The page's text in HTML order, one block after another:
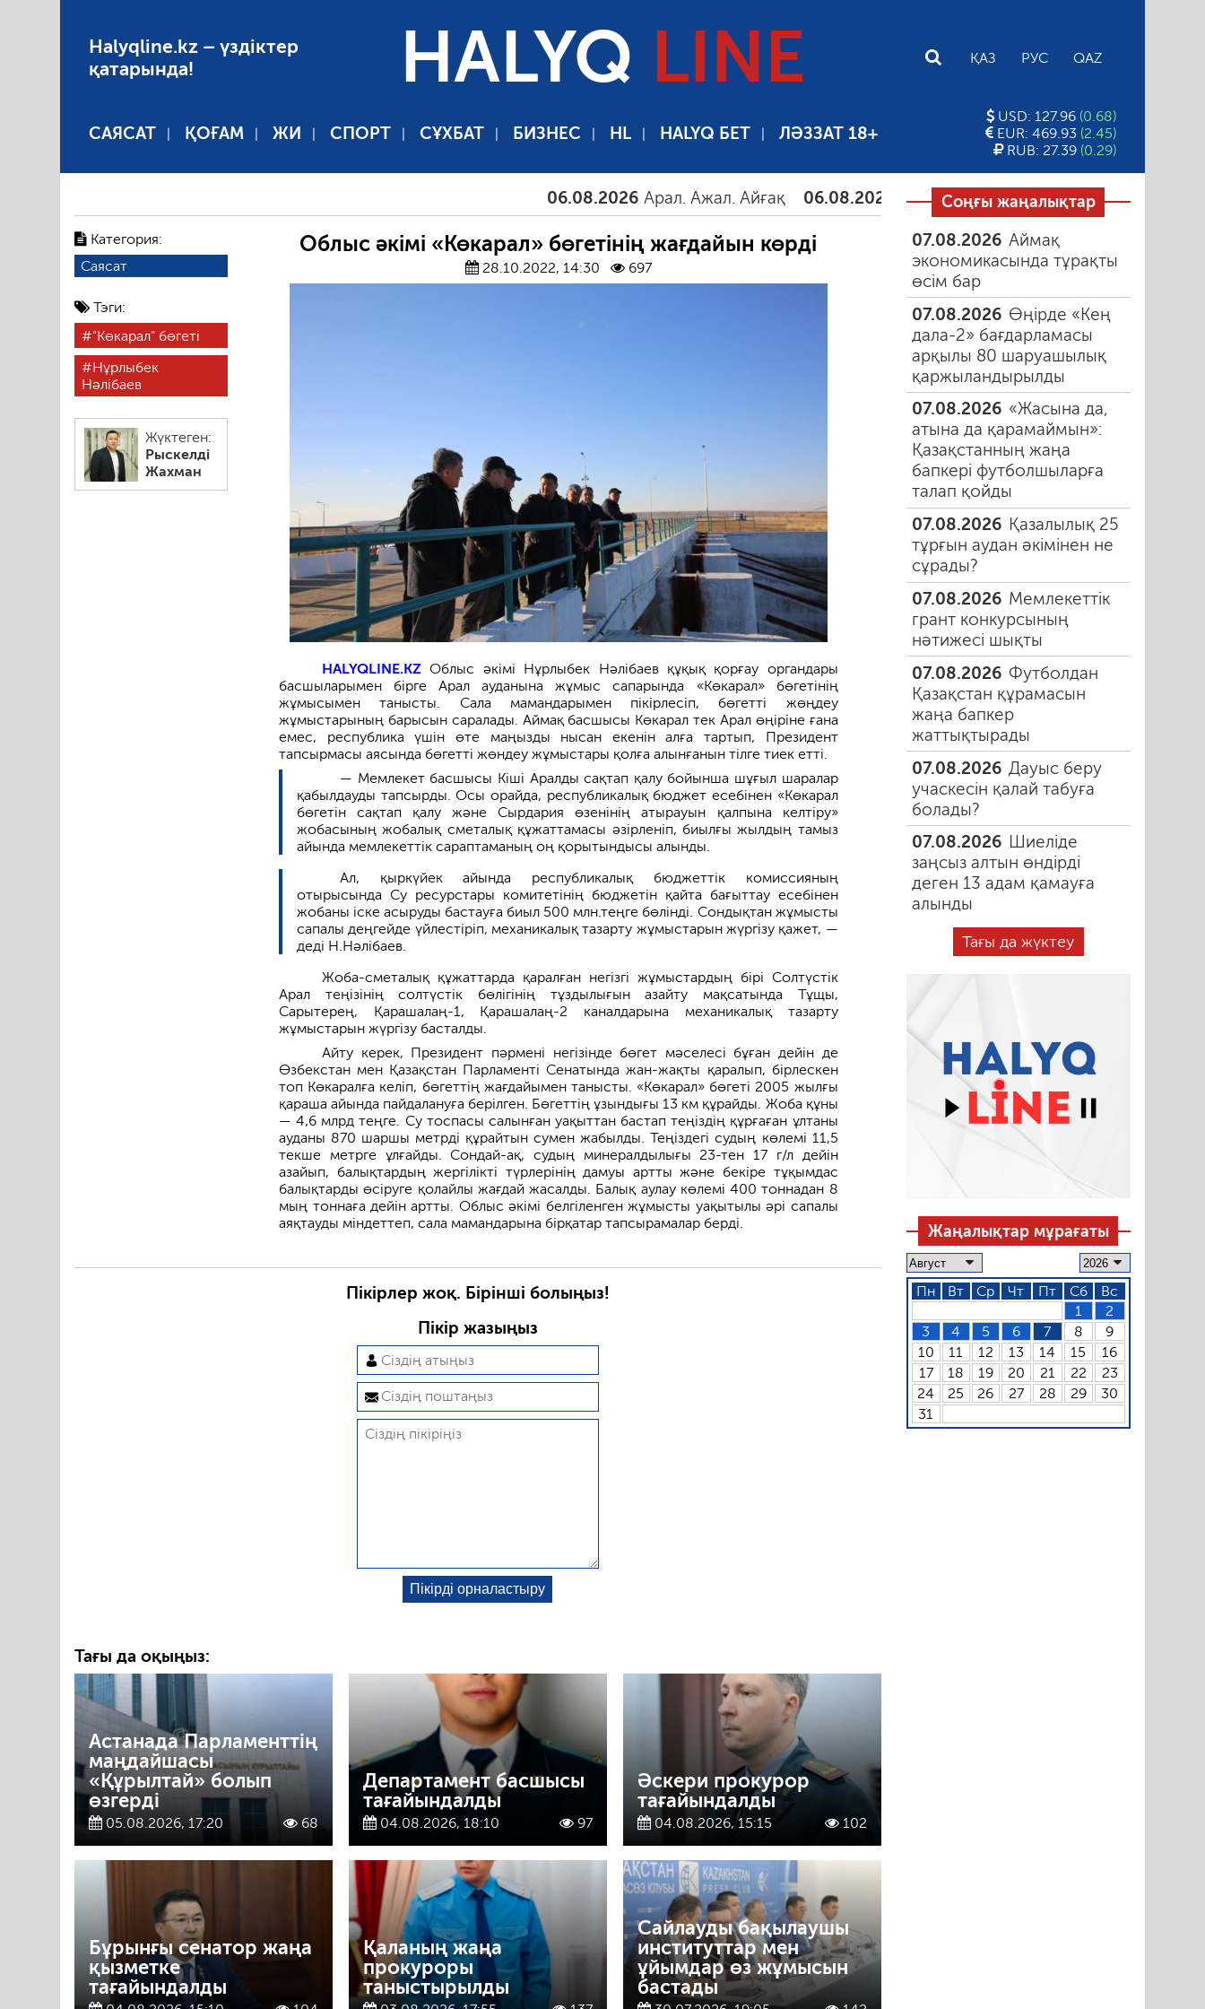
Halyqline.kz – үздіктер
қатарында!
HALYQ LINE ҚАЗ РУС QAZ
САЯСАТ ҚОҒАМ ЖИ СПОРТ СҰХБАТ БИЗНЕС HL HALYQ БЕТ ЛӘЗЗАТ 18+
USD: 127.96 (0.68)
EUR: 469.93 (2.45)
RUB: 27.39 (0.29)
06.08.2026 Арал. Ажал. Айғақ 06.08.2026 Тамыздағы таңғы түтін 06.08.2026
Категория:
Саясат
Тэги:
"Көкарал" бөгеті
Нұрлыбек
Нәлібаев
Жүктеген:
Рыскелді
Жахман
Облыс әкімі «Көкарал» бөгетінің жағдайын көрді
28.10.2022, 14:30 697
HALYQLINE.KZ Облыс әкімі Нұрлыбек Нәлібаев құқық қорғау органдары
басшыларымен бірге Арал ауданына жұмыс сапарында «Көкарал» бөгетінің
жұмысымен танысты. Сала мамандарымен пікірлесіп, бөгетті жөңдеу
жұмыстарының барысын саралады. Аймақ басшысы Көкарал тек Арал өңіріне ғана
емес, республика үшін өте маңызды нысан екенін алға тартып, Президент
тапсырмасы аясында бөгетті жөндеу жұмыстары қолға алынғанын тілге тиек етті.
— Мемлекет басшысы Кіші Аралды сақтап қалу бойынша шұғыл шаралар
қабылдауды тапсырды. Осы орайда, республикалық бюджет есебінен «Көкарал
бөгетін сақтап қалу және Сырдария өзенінің атырауын қалпына келтіру»
жобасының жобалық сметалық құжаттамасы әзірленіп, биылғы жылдың тамыз
айында мемлекеттік сараптаманың оң қорытындысы алынды.
Ал, қыркүйек айында республикалық бюджеттік комиссияның
отырысында Су ресурстары комитетінің бюджетін қайта бағыттау есебінен
жобаны іске асыруды бастауға биыл 500 млн.теңге бөлінді. Сондықтан жұмысты
сапалы деңгейде үйлестіріп, механикалық тазарту жұмыстарын жүргізу қажет, —
деді Н.Нәлібаев.
Жоба-сметалық құжаттарда қаралған негізгі жұмыстардың бірі Солтүстік
Арал теңізінің солтүстік бөлігінің тұздылығын азайту мақсатында Тұщы,
Сарытерең, Қарашалаң-1, Қарашалаң-2 каналдарына механикалық тазарту
жұмыстарын жүргізу басталды.
Айту керек, Президент пәрмені негізінде бөгет мәселесі бұған дейін де
Өзбекстан мен Қазақстан Парламенті Сенатында жан-жақты қаралып, бірлескен
топ Көкаралға келіп, бөгеттің жағдайымен танысты. «Көкарал» бөгеті 2005 жылғы
қараша айында пайдалануға берілген. Бөгеттің ұзындығы 13 км құрайды. Жоба құны
— 4,6 млрд теңге. Су тоспасы салынған уақыттан бастап теңіздің құрғаған ұлтаны
ауданы 870 шаршы метрді құрайтын сумен жабылды. Теңіздегі судың көлемі 11,5
текше метрге ұлғайды. Сондай-ақ, судың минералдылығы 23-тен 17 г/л дейін
азайып, балықтардың жергілікті түрлерінің дамуы артты және бекіре тұқымдас
балықтарды өсіруге қолайлы жағдай жасалды. Балық аулау көлемі 400 тоннадан 8
мың тоннаға дейін артты. Облыс әкімі белгіленген жұмысты уақытылы әрі сапалы
аяқтауды міндеттеп, сала мамандарына бірқатар тапсырамалар берді.
Пікірлер жоқ. Бірінші болыңыз!
Пікір жазыңыз
Тағы да оқыңыз:
Астанада Парламенттің
маңдайшасы
«Құрылтай» болып
өзгерді
05.08.2026, 17:20 68
Департамент басшысы
тағайындалды
04.08.2026, 18:10 97
Әскери прокурор
тағайындалды
04.08.2026, 15:15 102
Бұрынғы сенатор жаңа
қызметке
тағайындалды
Қаланың жаңа
прокуроры
таныстырылды
Сайлауды бақылаушы
институттар мен
ұйымдар өз жұмысын
бастады
Соңғы жаңалықтар
07.08.2026 Аймақ
экономикасында тұрақты
өсім бар
07.08.2026 Өңірде «Кең
дала-2» бағдарламасы
арқылы 80 шаруашылық
қаржыландырылды
07.08.2026 «Жасына да,
атына да қарамаймын»:
Қазақстанның жаңа
бапкері футболшыларға
талап қойды
07.08.2026 Қазалылық 25
тұрғын аудан әкімінен не
сұрады?
07.08.2026 Мемлекеттік
грант конкурсының
нәтижесі шықты
07.08.2026 Футболдан
Қазақстан құрамасын
жаңа бапкер
жаттықтырады
07.08.2026 Дауыс беру
учаскесін қалай табуға
болады?
07.08.2026 Шиеліде
заңсыз алтын өндірді
деген 13 адам қамауға
алынды
Тағы да жүктеу
Жаңалықтар мұрағаты
Пн Вт Ср Чт Пт Сб
Вс
1
2
3
4 5 6 7 8
9
10
11 12 13 14 15
16
17
18 19 20 21 22
23
24
25 26 27 28 29
30
31